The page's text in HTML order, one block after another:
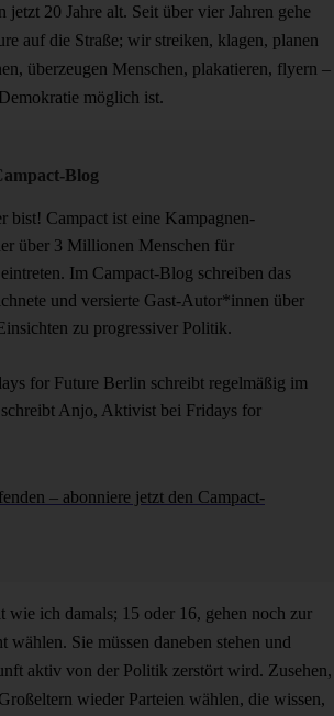
jetzt 20 Jahre alt. Seit über vier Jahren gehe
auf die Straße; wir streiken, klagen, planen
überzeugen Menschen, plakatieren, flyern –
möglich ist.
Blog
bist! Campact ist eine Kampagnen-
über 3 Millionen Menschen für
Im Campact-Blog schreiben das
und versierte Gast-Autor*innen über
zu progressiver Politik.
for Future Berlin schreibt regelmäßig im
Anjo, Aktivist bei Fridays for
– abonniere jetzt den Campact-
wie ich damals; 15 oder 16, gehen noch zur
wählen. Sie müssen daneben stehen und
aktiv von der Politik zerstört wird. Zusehen,
wieder Parteien wählen, die wissen,